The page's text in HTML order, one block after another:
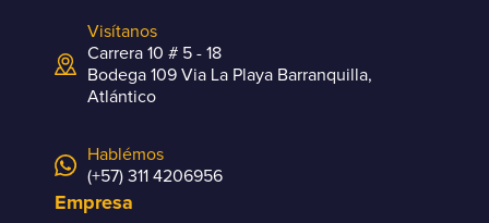
Visítanos
Carrera 10 # 5 - 18
Bodega 109 Via La Playa Barranquilla,
Atlántico
Hablémos
(+57) 311 4206956
Empresa